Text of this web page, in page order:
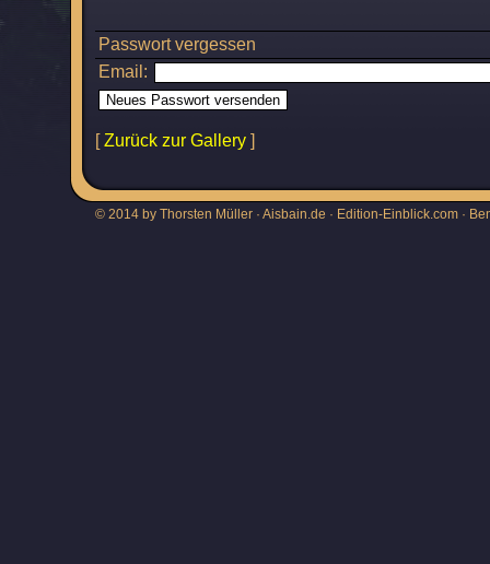
Passwort vergessen
Email:
[Zurück zur Gallery ]
© 2014 by Thorsten Müller · Aisbain.de · Edition-Einblick.com ·